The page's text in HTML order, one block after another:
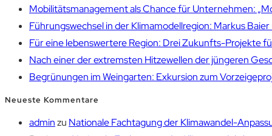
Mobilitätsmanagement als Chance für Unternehmen:
Führungswechsel in der Klimamodellregion: Markus
Für eine lebenswertere Region: Drei Zukunfts-Projekte
Nach einer der extremsten Hitzewellen der jüngeren
Begrünungen im Weingarten: Exkursion zum
Neueste Kommentare
adminzu Nationale Fachtagung der Klimawandel-